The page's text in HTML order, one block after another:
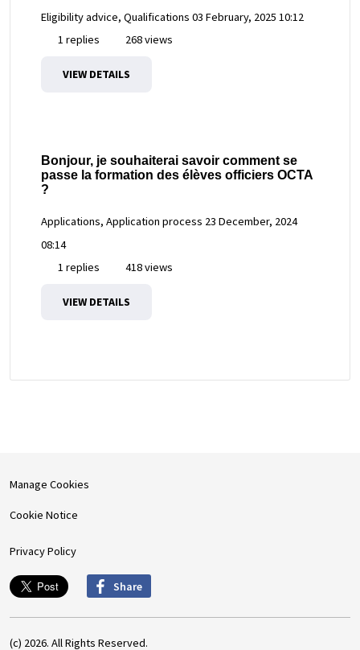
Eligibility advice, Qualifications 03 February, 2025 10:12
1 replies
268 views
VIEW DETAILS
Bonjour, je souhaiterai savoir comment se
passe la formation des élèves officiers OCTA
?
Applications, Application process 23 December, 2024
08:14
1 replies
418 views
VIEW DETAILS
Manage Cookies
Cookie Notice
Privacy Policy
Share
(c) 2026. All Rights Reserved.